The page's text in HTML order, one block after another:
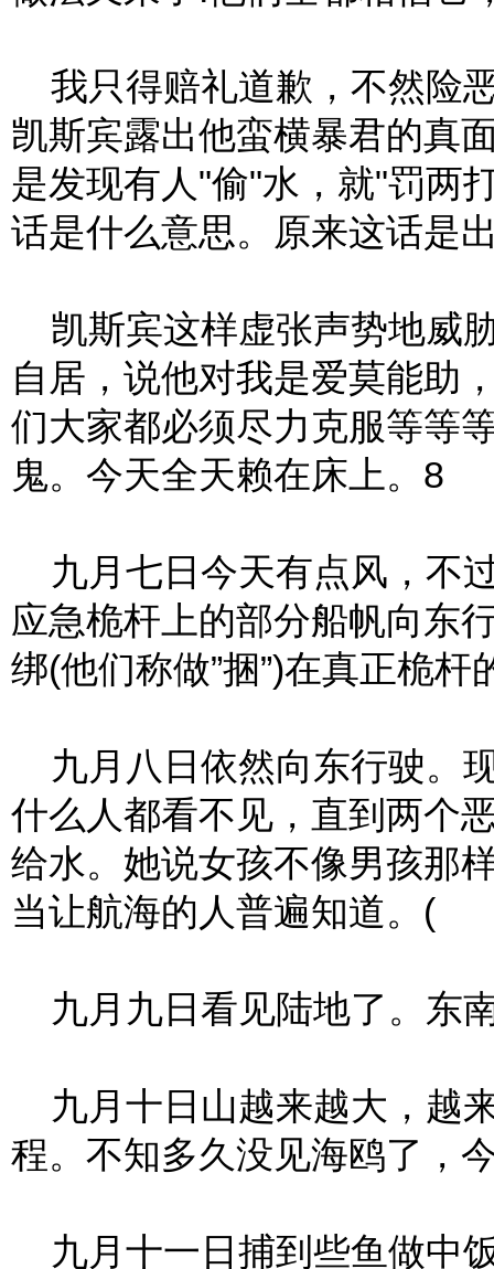
我只得赔礼道歉，不然险
凯斯宾露出他蛮横暴君的真
是发现有人"偷"水，就"罚两
话是什么意思。原来这话是
凯斯宾这样虚张声势地威
自居，说他对我是爱莫能助
们大家都必须尽力克服等等
鬼。今天全天赖在床上。8
九月七日今天有点风，不
应急桅杆上的部分船帆向东
绑(他们称做”捆”)在真正桅
九月八日依然向东行驶。
什么人都看不见，直到两个
给水。她说女孩不像男孩那
当让航海的人普遍知道。(
九月九日看见陆地了。东
九月十日山越来越大，越
程。不知多久没见海鸥了，
九月十一日捕到些鱼做中